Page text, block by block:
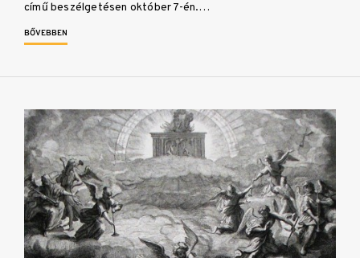
című beszélgetésen október 7-én.…
BŐVEBBEN